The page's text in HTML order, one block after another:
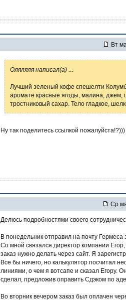
Вт
Оляляля написал(а)
Лучший зеленый кофе спешелти
аромате красные ягоды, малина, джем,
тростниковый сахар. Тело гладкое,
Ну так поделитесь ссылкой пожалуйста!?)))
Ср
Делюсь подробностями своего
В понедельник отправил на почту Гермеса
Со мной связался директор компании
заказ нужно делать через сайт. Я
Все бы ничего, но калькулятор посчитал
линиями, о чем я вотсапе и сказал Егору.
сделал, предложив оправить Сдэком по
Во вторник вечером заказ был оплачен